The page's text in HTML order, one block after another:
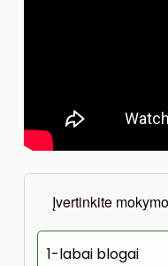
Įvertinkite
1-labai blogai